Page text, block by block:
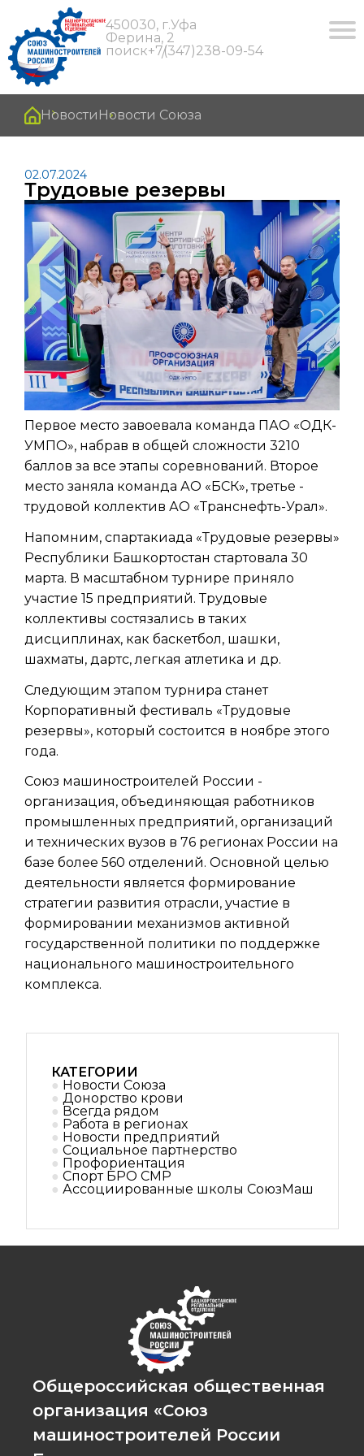
450030, г.Уфа
Ферина, 2
поиск+7(347)238-09-54
Новости Новости Союза
02.07.2024
Трудовые резервы
Первое место завоевала команда ПАО «ОДК-
УМПО», набрав в общей сложности 3210
баллов за все этапы соревнований. Второе
место заняла команда АО «БСК», третье -
трудовой коллектив АО «Транснефть-Урал».
Напомним, спартакиада «Трудовые резервы»
Республики Башкортостан стартовала 30
марта. В масштабном турнире приняло
участие 15 предприятий. Трудовые
коллективы состязались в таких
дисциплинах, как баскетбол, шашки,
шахматы, дартс, легкая атлетика и др.
Следующим этапом турнира станет
Корпоративный фестиваль «Трудовые
резервы», который состоится в ноябре этого
года.
Союз машиностроителей России -
организация, объединяющая работников
промышленных предприятий, организаций
и технических вузов в 76 регионах России на
базе более 560 отделений. Основной целью
деятельности является формирование
стратегии развития отрасли, участие в
формировании механизмов активной
государственной политики по поддержке
национального машиностроительного
комплекса.
КАТЕГОРИИ
Новости Союза
Донорство крови
Всегда рядом
Работа в регионах
Новости предприятий
Социальное партнерствo
Профориентация
Спорт БРО СМР
Ассоциированные школы СоюзМаш
Общероссийская общественная
организация «Союз
машиностроителей России